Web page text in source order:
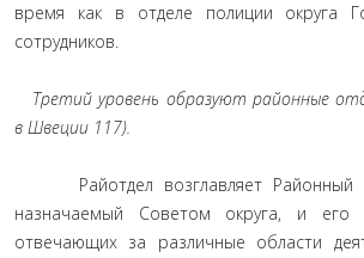
время как в отделе полиции округа
сотрудников.
Третий уровень образуют районные
в Швеции 117).
Райотдел возглавляет Районный
назначаемый Советом округа, и его
отвечающих за различные области